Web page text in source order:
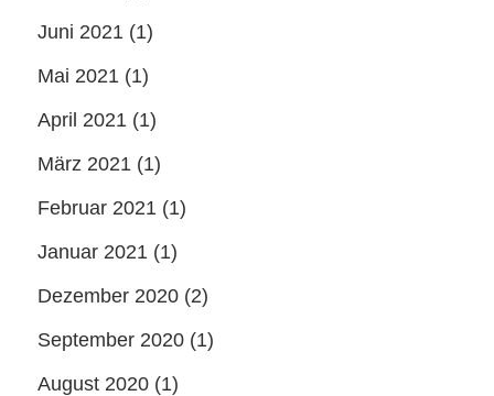
Juni 2021 (1)
Mai 2021 (1)
April 2021 (1)
März 2021 (1)
Februar 2021 (1)
Januar 2021 (1)
Dezember 2020 (2)
September 2020 (1)
August 2020 (1)